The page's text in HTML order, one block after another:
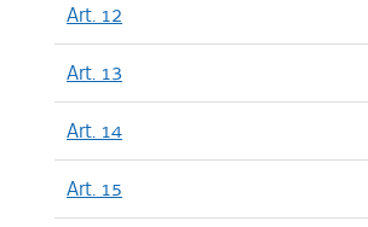
Art. 12
Art. 13
Art. 14
Art. 15